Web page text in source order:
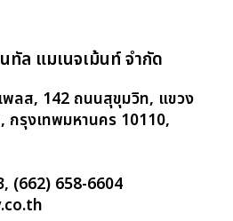
ทัล แมเนจเม้นท์ จำกัด
ลส, 142 ถนนสุขุมวิท, แขวง
กรุงเทพมหานคร 10110,
(662) 658-6604